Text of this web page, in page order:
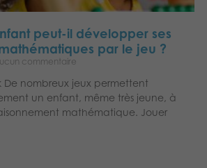
peut-il développer ses
par le jeu ?
commentaire
De nombreux jeux permettent
un enfant, même très jeune, à
mathématique. Jouer